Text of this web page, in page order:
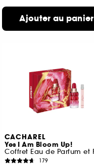
Ajouter au panier
CACHAREL
Yes I Am Bloom Up!
179